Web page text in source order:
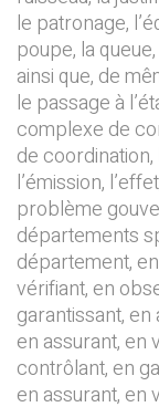
le patronage,
poupe, la
ainsi que, de
le passage à
complexe de
de
l’émission,
problème
départements
département,
vérifiant, en
garantissant,
en assurant, en
contrôlant, en
en assurant, en